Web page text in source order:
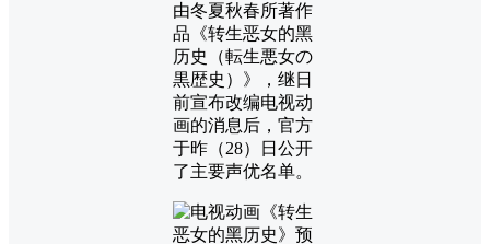
由冬夏秋春所著作
品《转生恶女的黑
历史（転生悪女の
黒歴史）》，继日
前宣布改编电视动
画的消息后，官方
于昨（28）日公开
了主要声优名单。